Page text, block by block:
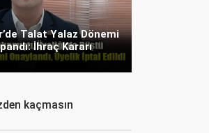
Talat Yalaz Dönemi
İhraç Kararı
kaçmasın